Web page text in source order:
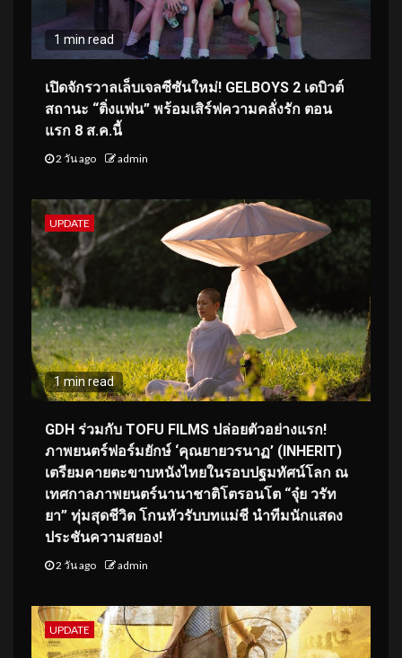
1 min read
เปิดจักรวาลเล็บเจลซีซันใหม่! GELBOYS 2 เดบิวต์
สถานะ “ติ่งแฟน” พร้อมเสิร์ฟความคลั่งรัก ตอน
แรก 8 ส.ค.นี้
2 วัน ago admin
UPDATE
1 min read
GDH ร่วมกับ TOFU FILMS ปล่อยตัวอย่างแรก!
ภาพยนตร์ฟอร์มยักษ์ ‘คุณยายวรนาฏ’ (INHERIT)
เตรียมคายตะขาบหนังไทยในรอบปฐมทัศน์โลก ณ
เทศกาลภาพยนตร์นานาชาติโตรอนโต “จุ๋ย วรัท
ยา” ทุ่มสุดชีวิต โกนหัวรับบทแม่ชี นำทีมนักแสดง
ประชันความสยอง!
2 วัน ago admin
UPDATE